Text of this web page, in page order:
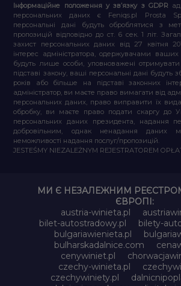
Інформаційне положення у зв’язку з GDPR
персональних даних є Feniqs.pl Prosta
персональні дані будуть оброблятися з
пропозицій відповідно до ст. 6 сек. 1 літ.
захист персональних даних від 27 квітня
інтерес адміністратора, одержувачами
будуть лише особи, уповноважені
підставі закону, ваші персональні дані будуть
років або більше на підставі законних
адміністратор, ви маєте право вимагати від
персональних даних, право виправити їх
обробку, ви маєте право подати скаргу до
персональних даних президента, надання
добровільним, однак ненадання даних
неможливості надання послуг/пропозицій.
JESTEŚMY NIEZALEŻNYM REJESTRATOREM
МИ Є НЕЗАЛЕЖНИМ
ЄВРОПІ:
austria-winieta.pl
bilet-autostradowy.pl
bilety-
bulgariawienieta.pl
bulharskadalnice.com
cenywiniet.pl
czechy-winieta.pl
czechywiniety.pl